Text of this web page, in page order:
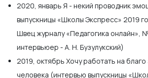
2020, январь Я - некий проводник
выпускницы «Школы Экспресс» 2019
Швец журналу «Педагогика онлайн»,
интервьюер - А. Н. Бузулукский)
2019, октябрь Хочу работать на
человека (интервью выпускницы